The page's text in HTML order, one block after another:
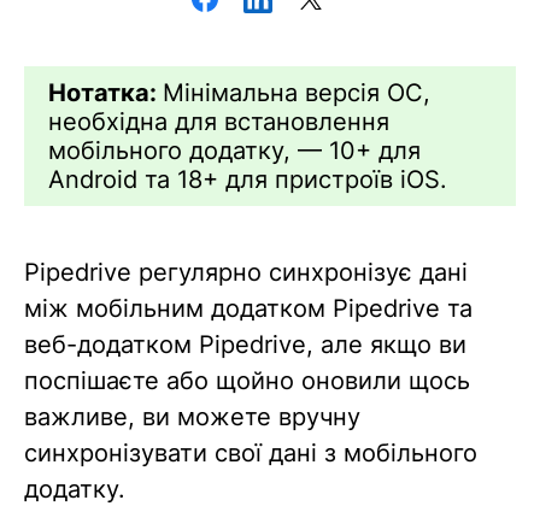
Нотатка: Мінімальна версія ОС,
необхідна для встановлення
мобільного додатку, — 10+ для
Android та 18+ для пристроїв iOS.
Pipedrive регулярно синхронізує дані
між мобільним додатком Pipedrive та
веб-додатком Pipedrive, але якщо ви
поспішаєте або щойно оновили щось
важливе, ви можете вручну
синхронізувати свої дані з мобільного
додатку.